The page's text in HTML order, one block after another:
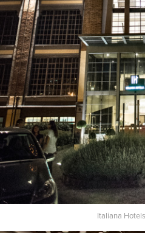
Italiana